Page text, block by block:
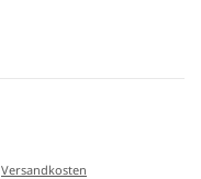
Versandkosten